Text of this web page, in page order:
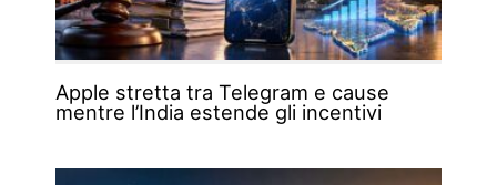
Apple stretta tra Telegram e cause
mentre l’India estende gli incentivi